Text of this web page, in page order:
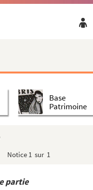
Base
Patrimoine
Notice 1 sur 1
partie